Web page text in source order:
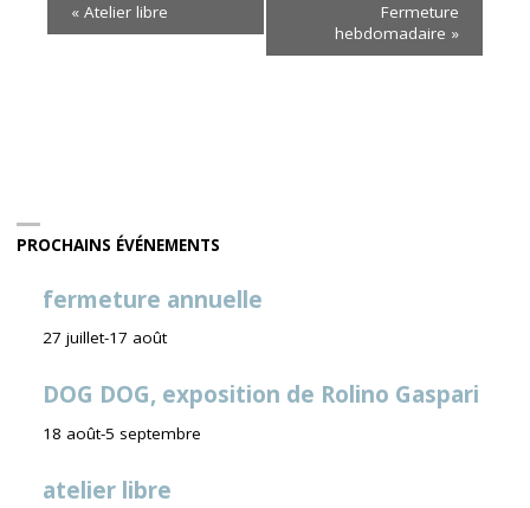
« Atelier libre
Fermeture
hebdomadaire »
PROCHAINS ÉVÉNEMENTS
fermeture annuelle
27 juillet-17 août
DOG DOG, exposition de Rolino Gaspari
18 août-5 septembre
atelier libre